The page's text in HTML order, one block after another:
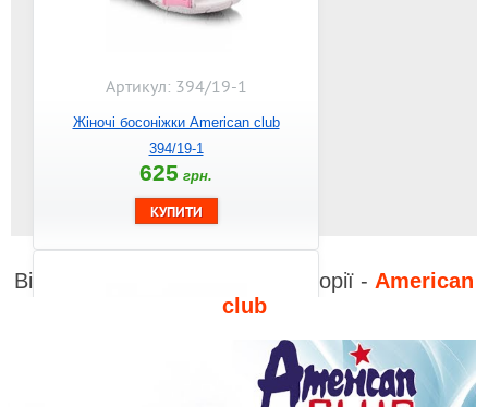
Артикул: 394/19-1
Жіночі босоніжки American club
394/19-1
625 грн.
Відео до інших товарів з категорії - American
club